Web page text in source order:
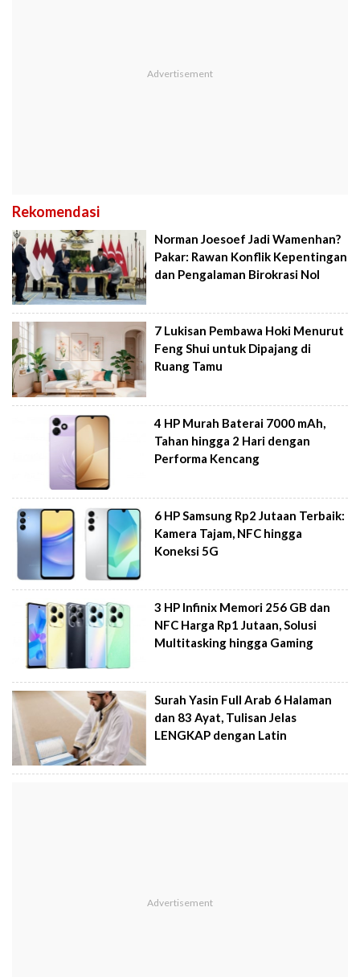
Rekomendasi
Norman Joesoef Jadi Wamenhan?
Pakar: Rawan Konflik Kepentingan
dan Pengalaman Birokrasi Nol
7 Lukisan Pembawa Hoki Menurut
Feng Shui untuk Dipajang di
Ruang Tamu
4 HP Murah Baterai 7000 mAh,
Tahan hingga 2 Hari dengan
Performa Kencang
6 HP Samsung Rp2 Jutaan Terbaik:
Kamera Tajam, NFC hingga
Koneksi 5G
3 HP Infinix Memori 256 GB dan
NFC Harga Rp1 Jutaan, Solusi
Multitasking hingga Gaming
Surah Yasin Full Arab 6 Halaman
dan 83 Ayat, Tulisan Jelas
LENGKAP dengan Latin